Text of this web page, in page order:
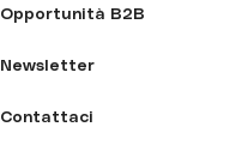
Opportunità B2B
Newsletter
Contattaci